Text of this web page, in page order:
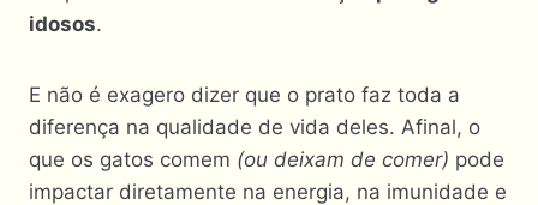
idosos.
E não é exagero dizer que o prato faz toda a
diferença na qualidade de vida deles. Afinal, o
que os gatos comem (ou deixam de comer) pode
impactar diretamente na energia, na imunidade e